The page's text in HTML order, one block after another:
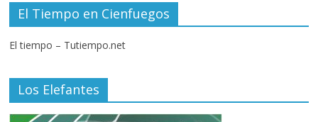
El Tiempo en Cienfuegos
El tiempo – Tutiempo.net
Los Elefantes